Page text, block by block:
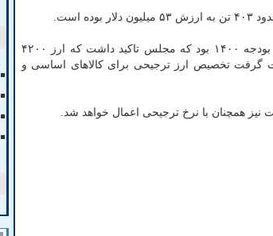
است.
تغییر مبنای ارزی و حذف ارز ترجیحی یکی از مباحث پر چالش در جریان بررسی لایحه بودجه ۱۴۰۰ بود که مجلس تاکید داشت که ارز ۴۲۰۰
گرفت تخصیص ارز ترجیحی برای کالاهای اساسی و
نیز همچنان با نرخ ترجیحی اعمال خواهد شد.